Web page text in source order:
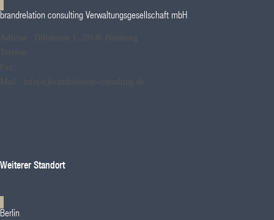
brandrelation consulting Verwaltungsgesellschaft mbH
Adresse: Dillstrasse 1, 20146 Hamburg
Telefon:
Fax:
Mail: info(at)brandrelation-consulting.de
Weiterer Standort
Berlin